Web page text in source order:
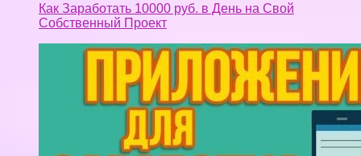
Как Заработать 10000 руб. в День на Свой
Собственный Проект